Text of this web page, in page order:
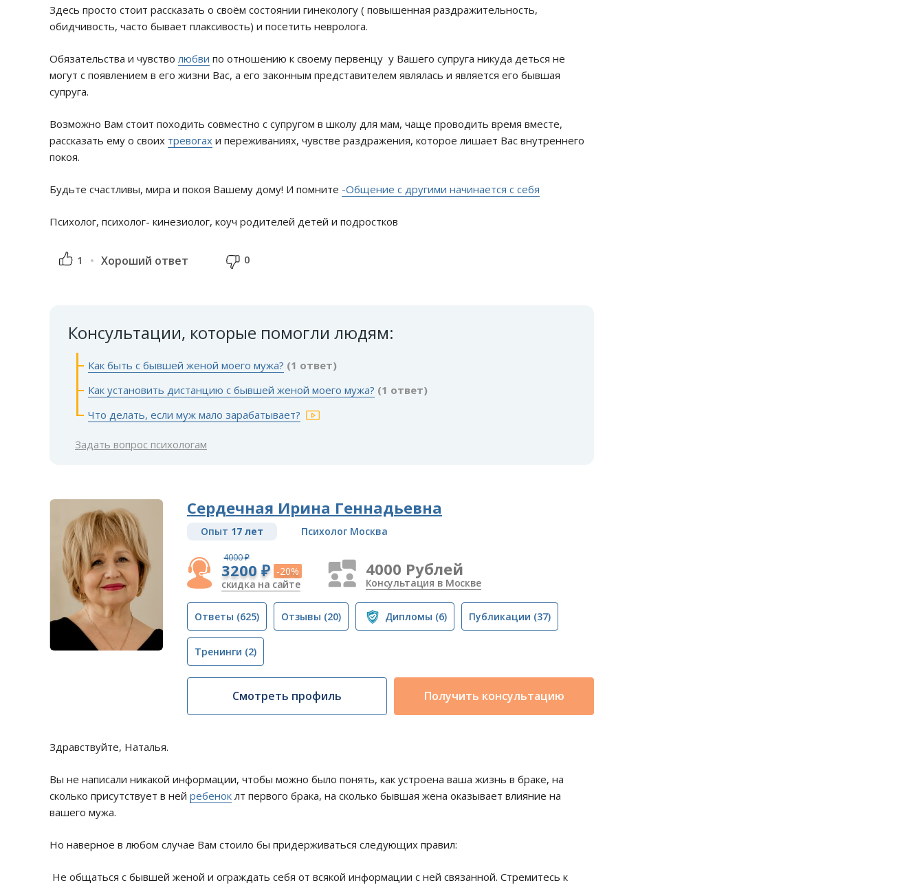
Здесь просто стоит рассказать о своём состоянии гинекологу ( повышенная раздражительность,
обидчивость, часто бывает плаксивость) и посетить невролога.
Обязательства и чувстволюбви по отношению к своему первенцу у Вашего супруга никуда деться не
могут с появлением в его жизни Вас, а его законным представителем являлась и является его бывшая
супруга.
Возможно Вам стоит походить совместно с супругом в школу для мам, чаще проводить время вместе,
рассказать ему о своих тревогах и переживаниях, чувстве раздражения, которое лишает Вас внутреннего
покоя.
Будьте счастливы, мира и покоя Вашему дому! И помните -Общение с другими начинается с себя
Психолог, психолог- кинезиолог, коуч родителей детей и подростков
1 Хороший ответ 0
Консультации, которые помогли людям:
Как быть с бывшей женой моего мужа? (1 ответ)
Как установить дистанцию с бывшей женой моего мужа? (1 ответ)
Что делать, если муж мало зарабатывает?
Задать вопрос психологам
Сердечная Ирина Геннадьевна
Опыт 17 лет Психолог Москва
4000 ₽
3200 ₽ -20%
скидка на сайте
4000 Рублей
Консультация в Москве
Ответы (625) Отзывы (20) Дипломы (6) Публикации (37)
Тренинги (2)
Смотреть профиль Получить консультацию
Здравствуйте, Наталья.
Вы не написали никакой информации, чтобы можно было понять, как устроена ваша жизнь в браке, на
сколько присутствует в ней ребеноклт первого брака, на сколько бывшая жена оказывает влияние на
вашего мужа.
Но наверное в любом случае Вам стоило бы придерживаться следующих правил:
Не общаться с бывшей женой и ограждать себя от всякой информации с ней связанной. Стремитесь к